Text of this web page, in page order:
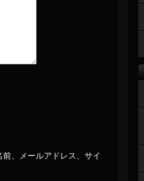
、メールアドレス、サイ